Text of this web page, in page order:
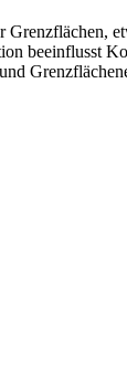
beeinflusst